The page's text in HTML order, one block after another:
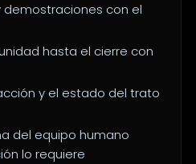
demostraciones con el
hasta el cierre con
y el estado del trato
del equipo humano
lo requiere